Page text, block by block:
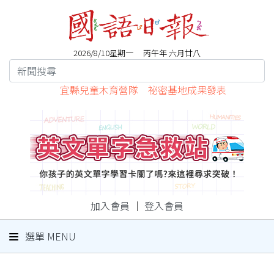
2026/8/10星期一 丙午年 六月廿八
宜縣兒童木育營隊 祕密基地成果發表
加入會員 ｜ 登入會員
選單 MENU